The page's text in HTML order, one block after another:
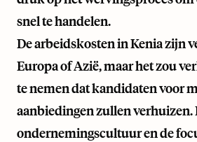
snel te handelen.
De arbeidskosten in Kenia zijn
Europa of Azië, maar het zou
te nemen dat kandidaten voor
aanbiedingen zullen verhuizen.
ondernemingscultuur en de